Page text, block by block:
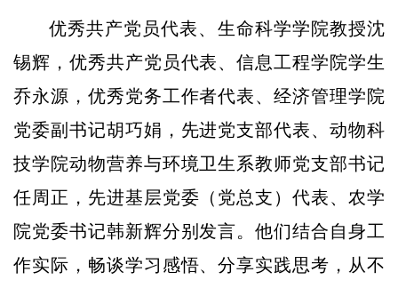
优秀共产党员代表、生命科学学院教授沈
锡辉，优秀共产党员代表、信息工程学院学生
乔永源，优秀党务工作者代表、经济管理学院
党委副书记胡巧娟，先进党支部代表、动物科
技学院动物营养与环境卫生系教师党支部书记
任周正，先进基层党委（党总支）代表、农学
院党委书记韩新辉分别发言。他们结合自身工
作实际，畅谈学习感悟、分享实践思考，从不